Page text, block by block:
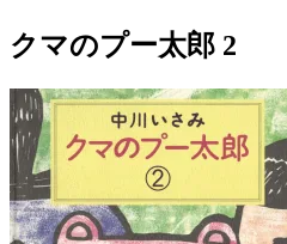
クマのプー太郎 2